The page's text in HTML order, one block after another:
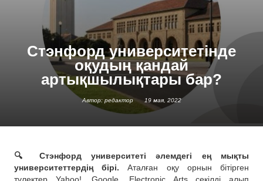
Стэнфорд университетінде
оқудың қандай
артықшылықтары бар?
Автор: редактор 19 мая, 2022
🔍 Стэнфорд университеті әлемдегі ең мықты
университеттердің бірі. Аталған оқу орнын бітірген